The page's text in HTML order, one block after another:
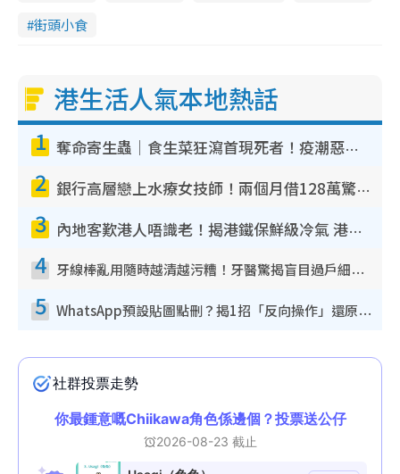
街頭小食
港生活人氣本地熱話
1 奪命寄生蟲｜食生菜狂瀉首現死者！疫潮惡化錄1.8萬宗病例 揭洗菜3大謬誤
2 銀行高層戀上水療女技師！兩個月借128萬驚覺「沉船」沉落火海 揭背後疑似邪教操控賣淫
3 內地客歎港人唔識老！揭港鐵保鮮級冷氣 港人求放過：咪投訴
4 牙線棒亂用隨時越清越污糟！牙醫驚揭盲目過戶細菌恐致蛀牙：呢種先係日常真保養
5 WhatsApp預設貼圖點刪？揭1招「反向操作」還原簡潔介面 附3步實測教學